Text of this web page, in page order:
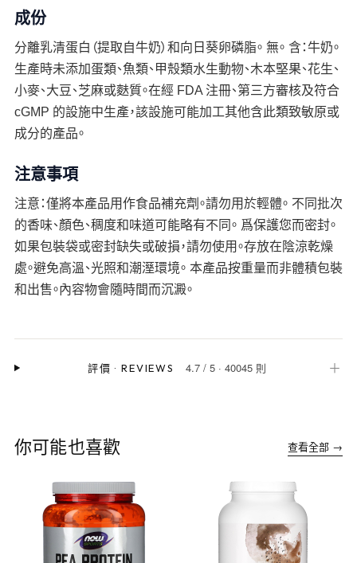
成份
分離乳清蛋白（提取自牛奶）和向日葵卵磷脂。 無。 含：牛奶。
生產時未添加蛋類、魚類、甲殼類水生動物、木本堅果、花生、
小麥、大豆、芝麻或麩質。在經 FDA 注冊、第三方審核及符合
cGMP 的設施中生產，該設施可能加工其他含此類致敏原或
成分的產品。
注意事項
注意：僅將本產品用作食品補充劑。請勿用於輕體。 不同批次
的香味、顏色、稠度和味道可能略有不同。 爲保護您而密封。
如果包裝袋或密封缺失或破損，請勿使用。存放在陰涼乾燥
處。避免高溫、光照和潮溼環境。 本產品按重量而非體積包裝
和出售。內容物會隨時間而沉澱。
評價 ·REVIEWS 4.7/ 5· 40045 則 ＋
你可能也喜歡 查看全部 →